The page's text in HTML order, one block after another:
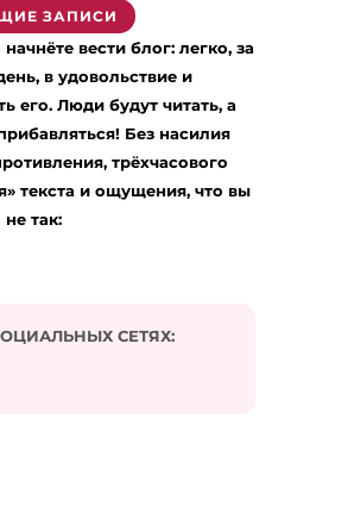
ЗАПИСИ
вести блог: легко, за
в удовольствие и
его. Люди будут читать, а
Без насилия
трёхчасового
текста и ощущения, что вы
не так:
СЕТЯХ: